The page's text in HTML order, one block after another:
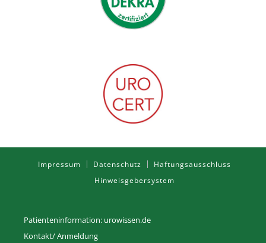
Impressum Datenschutz
Haftungsausschluss
Hinweisgebersystem
Patienteninformation: urowissen.de
Kontakt/ Anmeldung